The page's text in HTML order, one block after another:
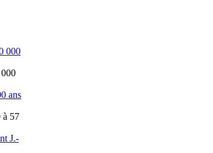
000
ans
à 57
J.-